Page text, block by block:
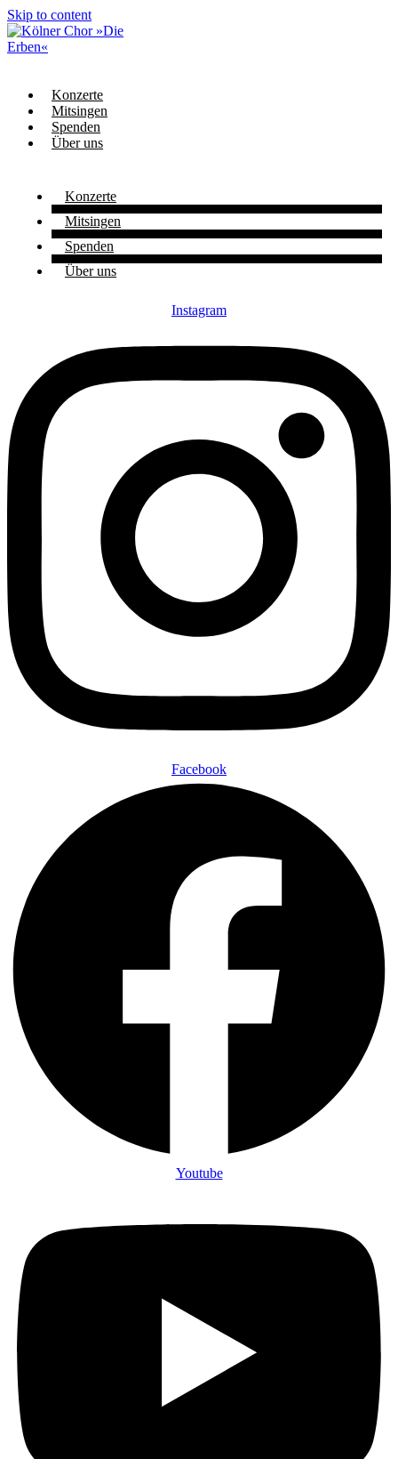
Skip to content
Konzerte
Mitsingen
Spenden
Über uns
Konzerte
Mitsingen
Spenden
Über uns
Instagram
Facebook
Youtube